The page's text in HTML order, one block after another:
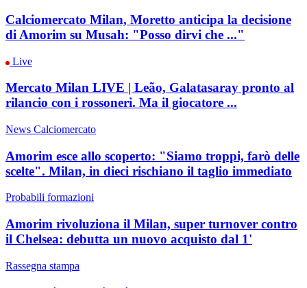
Calciomercato Milan, Moretto anticipa la decisione
di Amorim su Musah: "Posso dirvi che ..."
Live
Mercato Milan LIVE | Leão, Galatasaray pronto al
rilancio con i rossoneri. Ma il giocatore ...
News Calciomercato
Amorim esce allo scoperto: "Siamo troppi, farò delle
scelte". Milan, in dieci rischiano il taglio immediato
Probabili formazioni
Amorim rivoluziona il Milan, super turnover contro
il Chelsea: debutta un nuovo acquisto dal 1'
Rassegna stampa